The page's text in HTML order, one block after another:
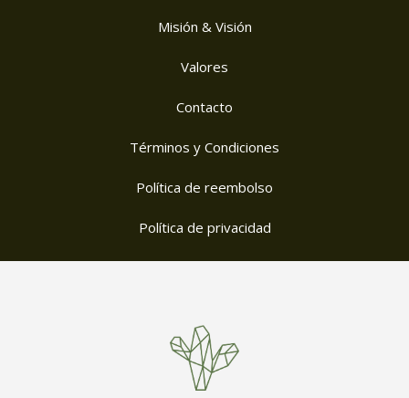
Misión & Visión
Valores
Contacto
Términos y Condiciones
Política de reembolso
Política de privacidad